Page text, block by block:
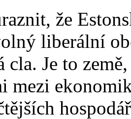
že
liberální
cla. Je to
mezi